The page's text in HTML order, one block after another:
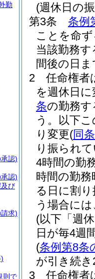
(週休日の
第3条
条例
ことを命
当該勤務
間後の日
2
任命権者
を週休日
条の勤務
う。以下
り変更(同条
り振られ
4時間の勤
時間の勤務
る日に割
う場合に
(以下「週
日が毎4週
(条例第8条
が引き続
3
任命権者
勤
認)
認)
び
求)
則で